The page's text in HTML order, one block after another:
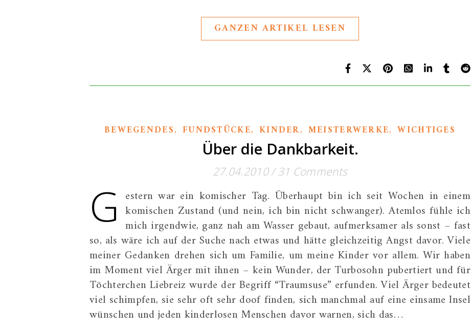
GANZEN ARTIKEL LESEN
BEWEGENDES, FUNDSTÜCKE, KINDER, MEISTERWERKE,WICHTIGES
Über die Dankbarkeit.
27.04.2010/ 31 Comments
G estern war ein komischer Tag. Überhaupt bin ich seit Wochen in einem
komischen Zustand (und nein, ich bin nicht schwanger). Atemlos fühle ich
mich irgendwie, ganz nah am Wasser gebaut, aufmerksamer als sonst – fast
so, als wäre ich auf der Suche nach etwas und hätte gleichzeitig Angst davor. Viele
meiner Gedanken drehen sich um Familie, um meine Kinder vor allem. Wir haben
im Moment viel Ärger mit ihnen – kein Wunder, der Turbosohn pubertiert und für
Töchterchen Liebreiz wurde der Begriff “Traumsuse” erfunden. Viel Ärger bedeutet
viel schimpfen, sie sehr oft sehr doof finden, sich manchmal auf eine einsame Insel
wünschen und jeden kinderlosen Menschen davor warnen, sich das…